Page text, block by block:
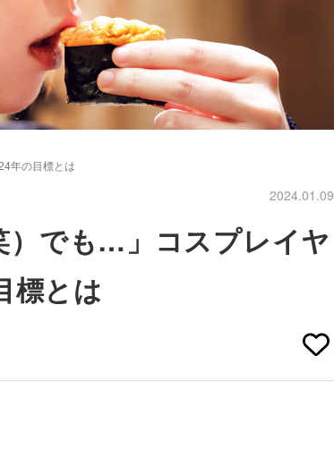
年の目標とは
2024.01.09
）でも…」コスプレイヤ
標とは